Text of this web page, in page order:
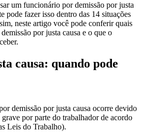
um funcionário por demissão por justa
pode fazer isso dentro das 14 situações
neste artigo você pode conferir quais
por justa causa e o que o
causa: quando pode
demissão por justa causa ocorre devido
por parte do trabalhador de acordo
Leis do Trabalho).